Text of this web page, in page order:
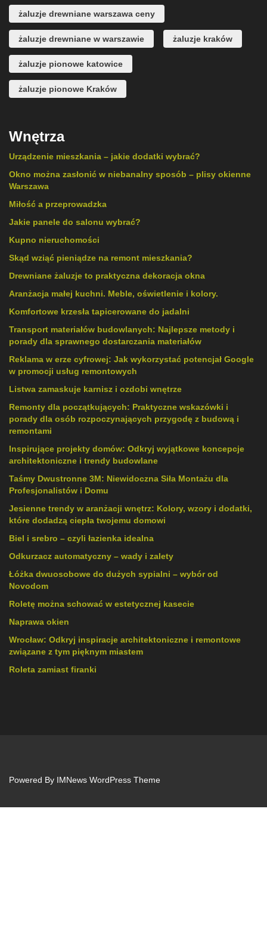
żaluzje drewniane warszawa ceny
żaluzje drewniane w warszawie żaluzje kraków
żaluzje pionowe katowice
żaluzje pionowe Kraków
Wnętrza
Urządzenie mieszkania – jakie dodatki wybrać?
Okno można zasłonić w niebanalny sposób – plisy okienne
Warszawa
Miłość a przeprowadzka
Jakie panele do salonu wybrać?
Kupno nieruchomości
Skąd wziąć pieniądze na remont mieszkania?
Drewniane żaluzje to praktyczna dekoracja okna
Aranżacja małej kuchni. Meble, oświetlenie i kolory.
Komfortowe krzesła tapicerowane do jadalni
Transport materiałów budowlanych: Najlepsze metody i
porady dla sprawnego dostarczania materiałów
Reklama w erze cyfrowej: Jak wykorzystać potencjał Google
w promocji usług remontowych
Listwa zamaskuje karnisz i ozdobi wnętrze
Remonty dla początkujących: Praktyczne wskazówki i
porady dla osób rozpoczynających przygodę z budową i
remontami
Inspirujące projekty domów: Odkryj wyjątkowe koncepcje
architektoniczne i trendy budowlane
Taśmy Dwustronne 3M: Niewidoczna Siła Montażu dla
Profesjonalistów i Domu
Jesienne trendy w aranżacji wnętrz: Kolory, wzory i dodatki,
które dodadzą ciepła twojemu domowi
Biel i srebro – czyli łazienka idealna
Odkurzacz automatyczny – wady i zalety
Łóżka dwuosobowe do dużych sypialni – wybór od
Novodom
Roletę można schować w estetycznej kasecie
Naprawa okien
Wrocław: Odkryj inspiracje architektoniczne i remontowe
związane z tym pięknym miastem
Roleta zamiast firanki
Powered By IMNews WordPress Theme